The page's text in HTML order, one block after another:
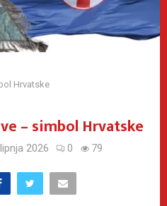
Hrvatske
– simbol Hrvatske
2026 0 79